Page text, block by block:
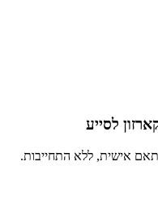
לסייע
אישית, ללא התחייבות.